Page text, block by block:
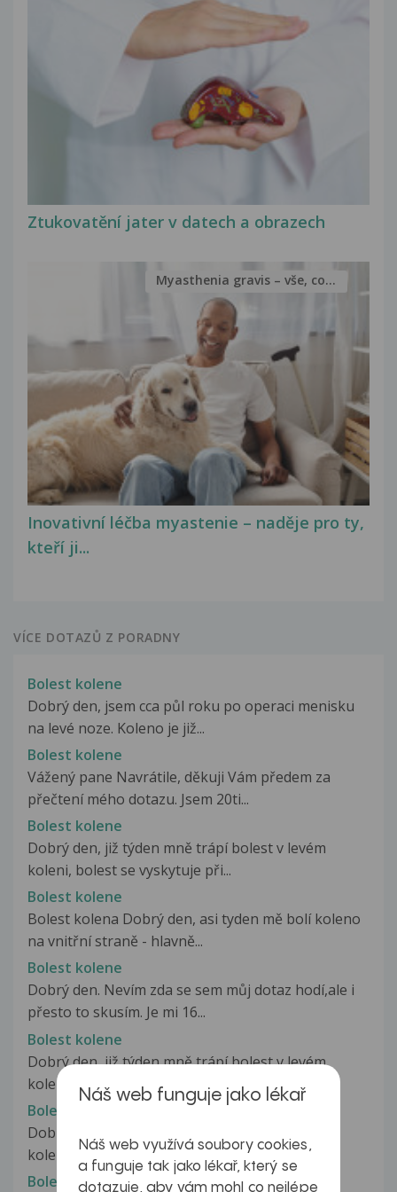
Ztukovatění jater v datech a obrazech
Inovativní léčba myastenie – naděje pro ty,
kteří ji...
Myasthenia gravis – vše, co...
VÍCE DOTAZŮ Z PORADNY
Bolest kolene
Dobrý den, jsem cca půl roku po operaci menisku
na levé noze. Koleno je již...
Bolest kolene
Vážený pane Navrátile, děkuji Vám předem za
přečtení mého dotazu. Jsem 20ti...
Bolest kolene
Dobrý den, již týden mně trápí bolest v levém
koleni, bolest se vyskytuje při...
Bolest kolene
Bolest kolena Dobrý den, asi tyden mě bolí koleno
na vnitřní straně - hlavně...
Bolest kolene
Dobrý den. Nevím zda se sem můj dotaz hodí,ale i
přesto to skusím. Je mi 16...
Bolest kolene
Dobrý den, již týden mně trápí bolest v levém
koleni, bolest se vyskytuje při...
Bolest kolene
Dobrý den,už delší dobu mě trápí bolesti
kolenou.Byla jsem na ortopedii,kde...
Bolest kolene
Náš web funguje jako lékař
Náš web využívá soubory cookies,
a funguje tak jako lékař, který se
dotazuje, aby vám mohl co nejlépe